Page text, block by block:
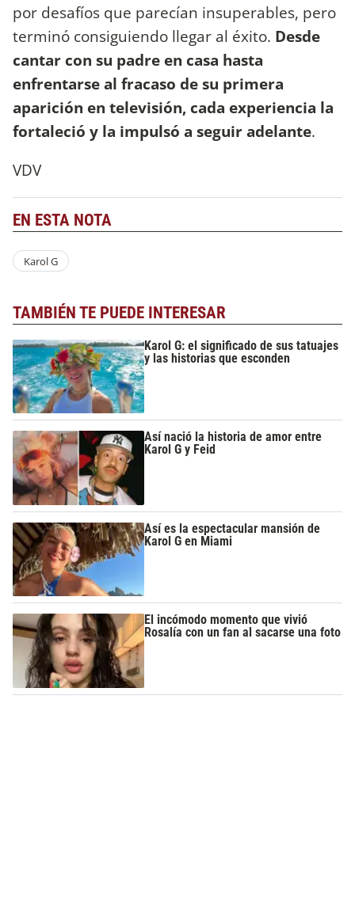
por desafíos que parecían insuperables, pero
terminó consiguiendo llegar al éxito. Desde
cantar con su padre en casa hasta
enfrentarse al fracaso de su primera
aparición en televisión, cada experiencia la
fortaleció y la impulsó a seguir adelante.
VDV
EN ESTA NOTA
Karol G
TAMBIÉN TE PUEDE INTERESAR
Karol G: el significado de sus tatuajes
y las historias que esconden
Así nació la historia de amor entre
Karol G y Feid
Así es la espectacular mansión de
Karol G en Miami
El incómodo momento que vivió
Rosalía con un fan al sacarse una foto